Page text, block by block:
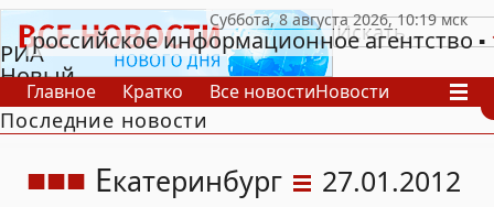
РИА
Новый
День
российское информационное агентство
Главное Кратко Все новостиНовости
В России
В мире
Последние новости
Екатеринбург 27.01.2012